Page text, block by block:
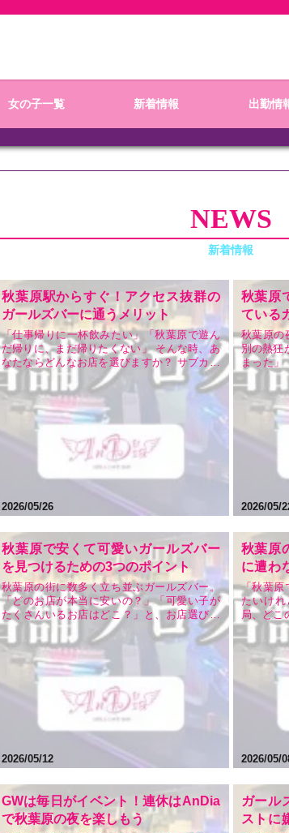
女の子一覧 新着情報 出勤情
NEWS
2026/05/26
秋葉原駅からすぐ！アクセス抜群の
ガールズバーに通うメリット
「仕事帰りに一杯飲みたい」「秋葉原で遊ん
だ帰りに、まだ帰りたくない」 そんな時、あ
なたならどんなお店を選びますか？ サブカル
チャーの聖地・秋葉原には、数多くのガール
ズバー（ガルバ）が軒を連ねています。しか
し、いざお店を探そうとすると「どこが本当
におすすめなの？」「安くて安心して飲める
お店はどこ？」と…
2026/05/
秋葉原
ている
Dia」
秋葉原の
別の熱狂
まった」
で楽しく
時、秋葉
いざお
「おす
いはずで
2026/05/12
秋葉原で安くて可愛いガールズバー
を見つけるための3つのポイント
秋葉原の街に数多く立ち並ぶガールズバー。
「どのお店が本当に安いの？」「可愛い子が
たくさんいるお店はどこ？」と、お店選びに
迷ってしまうことも多いのではないでしょう
か。 せっかく秋葉原で夜を楽しむなら、コス
パ良く、最高の思い出を作りたいですよね。
今回は、秋葉原で長年お客様をお迎えしてい
る私たち「An…
2026/05/
秋葉原
に遭わ
｜おす
解説
「秋葉原
たいけ
局、どこ
ブカルチ
ールズ
し、残
額な請
るのも事
GWは毎日がイベント！連休はAnDia
で秋葉原の夜を楽しもう
ガール
ストに